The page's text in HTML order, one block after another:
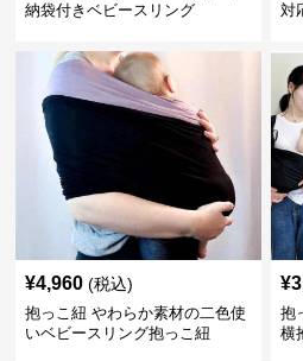
納袋付きベビースリング
対
¥4,960 (税込)
抱っこ紐 やわらか素材の二色使
いベビースリング抱っこ紐
¥
抱
横